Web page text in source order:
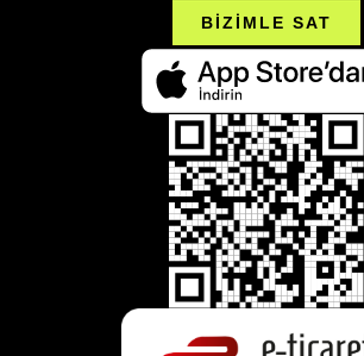
BİZİMLE SAT